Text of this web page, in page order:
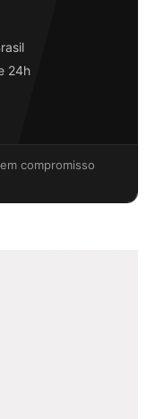
24h
compromisso